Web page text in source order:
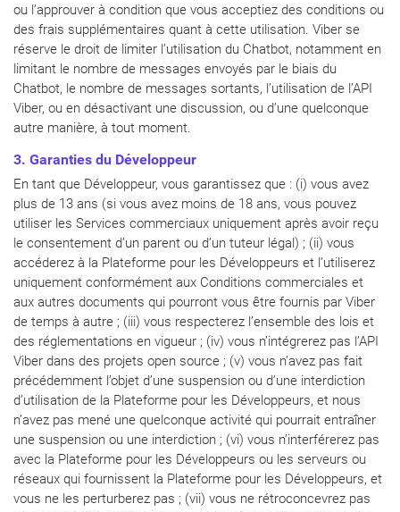
ou l’approuver à condition que vous acceptiez des conditions ou
des frais supplémentaires quant à cette utilisation. Viber se
réserve le droit de limiter l’utilisation du Chatbot, notamment en
limitant le nombre de messages envoyés par le biais du
Chatbot, le nombre de messages sortants, l’utilisation de l’API
Viber, ou en désactivant une discussion, ou d’une quelconque
autre manière, à tout moment.
3. Garanties du Développeur
En tant que Développeur, vous garantissez que : (i) vous avez
plus de 13 ans (si vous avez moins de 18 ans, vous pouvez
utiliser les Services commerciaux uniquement après avoir reçu
le consentement d’un parent ou d’un tuteur légal) ; (ii) vous
accéderez à la Plateforme pour les Développeurs et l’utiliserez
uniquement conformément aux Conditions commerciales et
aux autres documents qui pourront vous être fournis par Viber
de temps à autre ; (iii) vous respecterez l’ensemble des lois et
des réglementations en vigueur ; (iv) vous n’intégrerez pas l’API
Viber dans des projets open source ; (v) vous n’avez pas fait
précédemment l’objet d’une suspension ou d’une interdiction
d’utilisation de la Plateforme pour les Développeurs, et nous
n’avez pas mené une quelconque activité qui pourrait entraîner
une suspension ou une interdiction ; (vi) vous n’interférerez pas
avec la Plateforme pour les Développeurs ou les serveurs ou
réseaux qui fournissent la Plateforme pour les Développeurs, et
vous ne les perturberez pas ; (vii) vous ne rétroconcevrez pas